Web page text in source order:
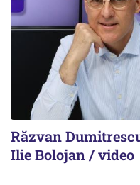
Răzvan
Ilie Bolojan / video